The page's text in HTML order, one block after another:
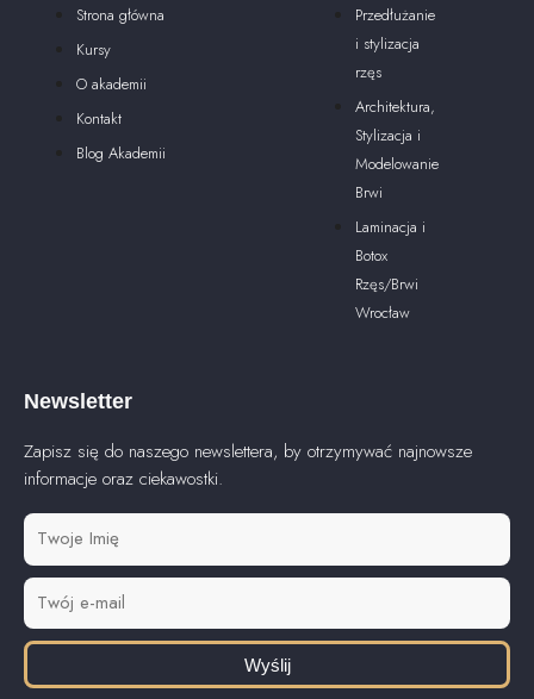
Strona główna
Kursy
O akademii
Kontakt
Blog Akademii
Przedłużanie
i stylizacja
rzęs
Architektura,
Stylizacja i
Modelowanie
Brwi
Laminacja i
Botox
Rzęs/Brwi
Wrocław
Newsletter
Zapisz się do naszego newslettera, by otrzymywać najnowsze
informacje oraz ciekawostki.
Wyślij